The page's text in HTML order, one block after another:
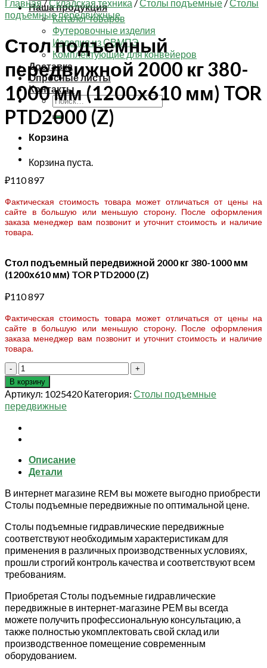
Наша продукция
Каталог товаров
Футеровочные изделия
Изделия из СВМПЭ
Комплектующие для конвейеров
Доставка
Опросные листы
Контакты
Искать:
Корзина
Корзина пуста.
Главная/Складская техника /Столы подъемные /Столы
подъемные передвижные
Стол подъемный
передвижной 2000 кг 380-
1000 мм (1200х610 мм) TOR
PTD2000 (Z)
₽110 897
Фактическая стоимость товара может отличаться от цены на
сайте в большую или меньшую сторону. После оформления
заказа менеджер вам позвонит и уточнит стоимость и наличие
товара.
Стол подъемный передвижной 2000 кг 380-1000 мм
(1200х610 мм) TOR PTD2000 (Z)
₽110 897
Фактическая стоимость товара может отличаться от цены на
сайте в большую или меньшую сторону. После оформления
заказа менеджер вам позвонит и уточнит стоимость и наличие
товара.
Количество
товара
Стол
подъемный
передвижной
2000
кг
1000
мм
мм)
TOR
(Z)
В корзину
Артикул: 1025420 Категория: Столы подъемные
передвижные
Описание
Детали
В интернет магазине REM вы можете выгодно приобрести
Столы подъемные передвижные по оптимальной цене.
Столы подъемные гидравлические передвижные
соответствуют необходимым характеристикам для
применения в различных производственных условиях,
прошли строгий контроль качества и соответствуют всем
требованиям.
Приобретая Столы подъемные гидравлические
передвижные в интернет-магазине РЕМ вы всегда
можете получить профессиональную консультацию, а
также полностью укомплектовать свой склад или
производственное помещение современным
оборудованием.